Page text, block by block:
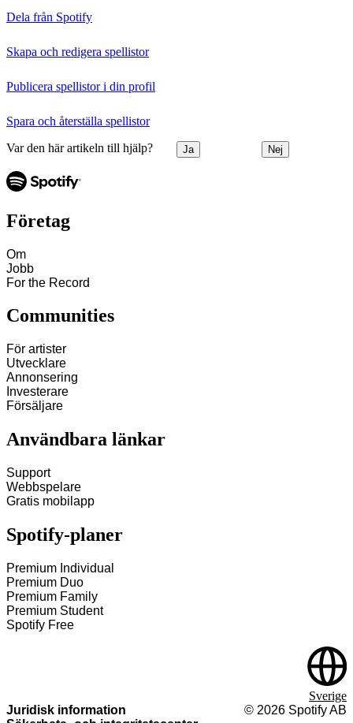
Dela från Spotify
Skapa och redigera spellistor
Publicera spellistor i din profil
Spara och återställa spellistor
Var den här artikeln till hjälp? Ja Nej
Företag
Om
Jobb
For the Record
Communities
För artister
Utvecklare
Annonsering
Investerare
Försäljare
Användbara länkar
Support
Webbspelare
Gratis mobilapp
Spotify‑planer
Premium Individual
Premium Duo
Premium Family
Premium Student
Spotify Free
Juridisk information
© 2026 Spotify AB
Sverige